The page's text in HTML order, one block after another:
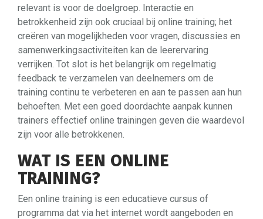
relevant is voor de doelgroep. Interactie en
betrokkenheid zijn ook cruciaal bij online training; het
creëren van mogelijkheden voor vragen, discussies en
samenwerkingsactiviteiten kan de leerervaring
verrijken. Tot slot is het belangrijk om regelmatig
feedback te verzamelen van deelnemers om de
training continu te verbeteren en aan te passen aan hun
behoeften. Met een goed doordachte aanpak kunnen
trainers effectief online trainingen geven die waardevol
zijn voor alle betrokkenen.
WAT IS EEN ONLINE
TRAINING?
Een online training is een educatieve cursus of
programma dat via het internet wordt aangeboden en